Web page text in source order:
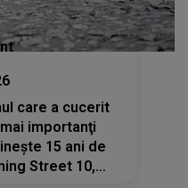
care a cucerit
importanţi
15 ani de
Street 10,